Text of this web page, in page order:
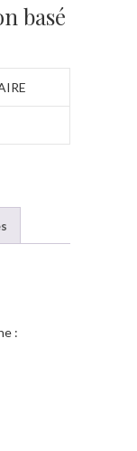
basé
: